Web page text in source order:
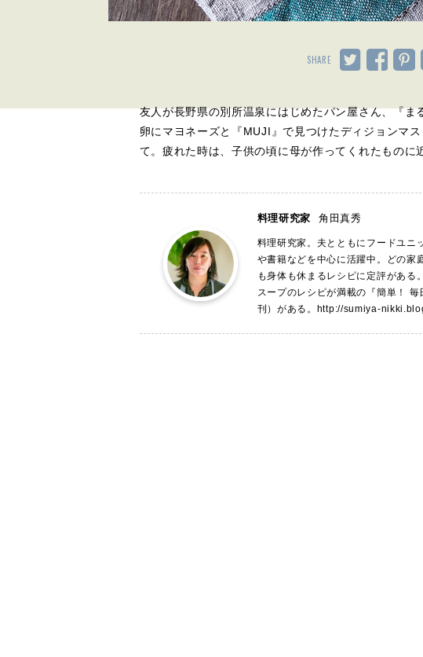
SHARE
友人が長野県の別所温泉にはじめたパン屋さん、『ま
卵にマヨネーズと『MUJI』で見つけたディジョンマ
て。疲れた時は、子供の頃に母が作ってくれたものに
料理研究家 角田真秀
料理研究家。夫とともにフードユニ
や書籍などを中心に活躍中。どの家
も身体も休まるレシピに定評がある
スープのレシピが満載の『簡単！
刊）がある。 http://sumiya-